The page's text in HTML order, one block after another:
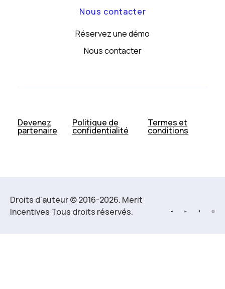
Nous contacter
Réservez une démo
Nous contacter
Devenez
partenaire
Politique de
confidentialité
Termes et
conditions
Droits d'auteur © 2016-2026. Merit
Incentives Tous droits réservés.